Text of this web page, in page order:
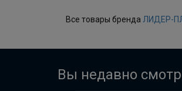
по запросу
Розетка WESTFALIA 7-pin,
Все товары бренда ЛИДЕР-
Вы недавно